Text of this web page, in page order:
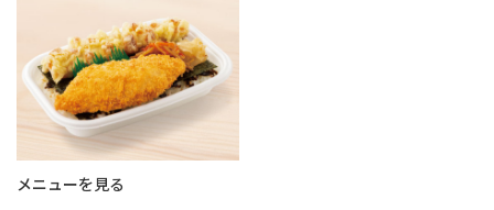
メニューを見る